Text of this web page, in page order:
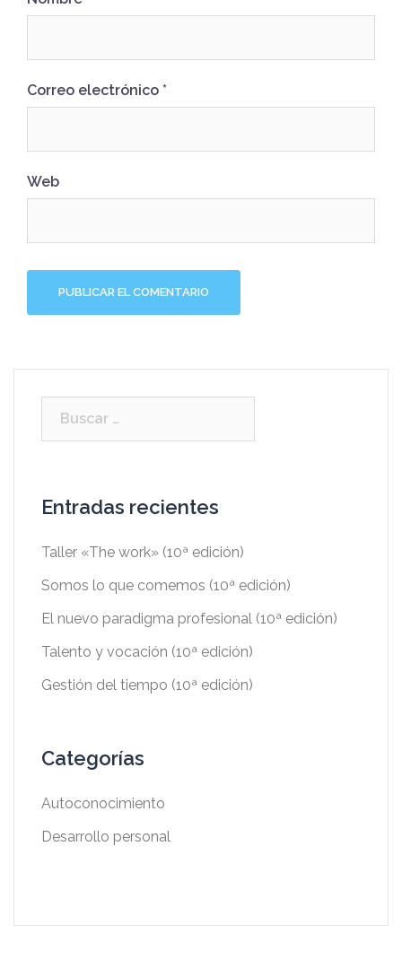
Correo electrónico *
Web
Entradas recientes
Taller «The work» (10ª edición)
Somos lo que comemos (10ª edición)
El nuevo paradigma profesional (10ª edición)
Talento y vocación (10ª edición)
Gestión del tiempo (10ª edición)
Categorías
Autoconocimiento
Desarrollo personal